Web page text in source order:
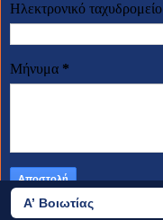
Ηλεκτρονικό ταχυδρομείο
Μήνυμα *